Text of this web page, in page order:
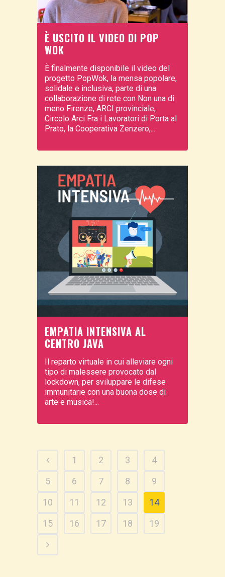
È USCITO IL VIDEO DI POP
WOK
È finalmente disponibile il video del
progetto PopWok, la mensa popolare,
solidale e inclusiva, parte di una
collaborazione di rete con Non una di
meno Firenze, ARCI provinciale,
Circolo Arci Fra i Lavoratori di Porta al
Prato, la Cooperativa Zenzero,...
EMPATIA INTENSIVA AL
CENTRO JAVA
Il reparto virtuale in cui alleviare ogni
tipo di malessere provocato dal
lockdown, per sviluppare le difese
immunitarie con una buona dose di
arte e musica!...
1 2 3
4
5
6 7 8
9
10
11 12 13
14
15
16 17 18 19